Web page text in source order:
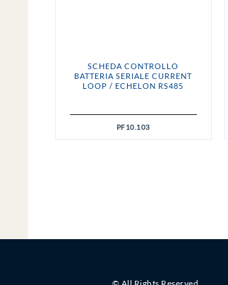
SCHEDA CONTROLLO
BATTERIA SERIALE CURRENT
LOOP / ECHELON RS485
PF10.103